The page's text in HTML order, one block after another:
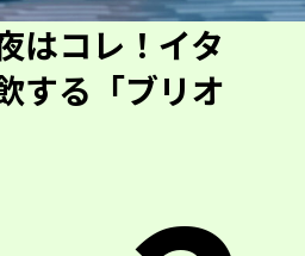
はコレ！イタ
する「ブリオ